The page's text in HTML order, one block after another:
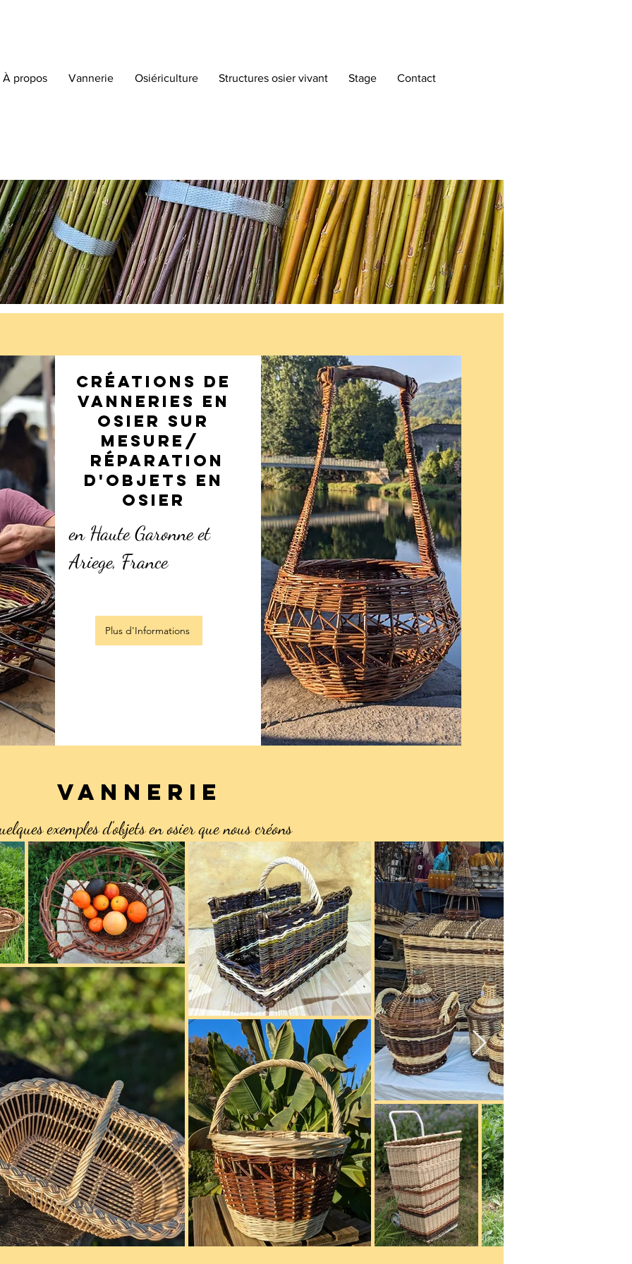
À propos Vannerie Osiériculture Structures osier vivant Stage Contact
Créations de
vanneries en
osier sur
mesure/
rÉparation
d'objets en
osier
en Haute Garonne et
Ariege, France
Plus d'Informations
VANNERIE
exemples d'objets en osier que nous créons